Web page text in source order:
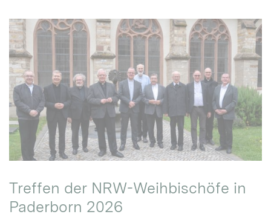
Treffen der NRW-Weihbischöfe in
Paderborn 2026